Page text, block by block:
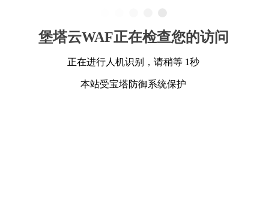
堡塔云WAF正在检查您的访问
正在进行人机识别，请稍等 1秒
本站受宝塔防御系统保护